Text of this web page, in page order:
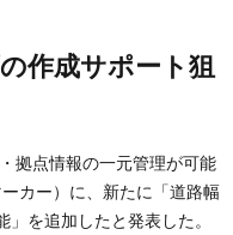
拠点情報の一元管理が可能
カー）に、新たに「道路幅
を追加したと発表した。